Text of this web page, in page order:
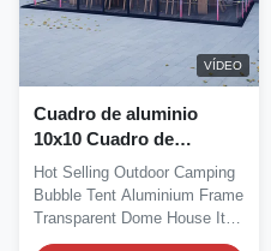
VÍDEO
Cuadro de aluminio
10x10 Cuadro de
aluminio 10x10 Dinámica
rápida Certificado ATEX
Hot Selling Outdoor Camping
Bubble Tent Aluminium Frame
Transparent Dome House It is
technologies...